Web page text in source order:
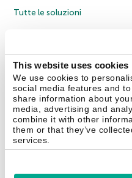
This website uses cookies
We use cookies to
social media features and
share information about
media, advertising and
combine it with other
them or that they’ve
services.
Tutte le soluzioni
Policy anticorruzione
Contratto di
Cookies
Contatti Chi siamo Partner Blog
Securelist Eugene Personal Blog